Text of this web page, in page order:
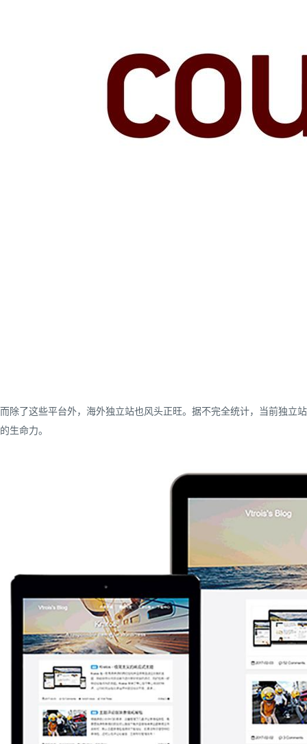
而除了这些平台外，海外独立站也风头正旺。据不完全统计，当前独立
的生命力。